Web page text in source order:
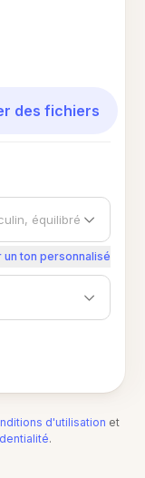
des fichiers
équilibré
un ton personnalisé
d'utilisation et
.